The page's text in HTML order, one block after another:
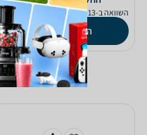
₪
השוואה ב-13 חנויות
השוואת מחירים